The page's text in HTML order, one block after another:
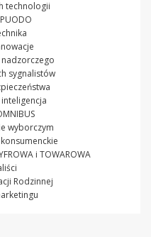
technologii
sygnalistów
inteligencja
wyborczym
i TOWAROWA
Rodzinnej